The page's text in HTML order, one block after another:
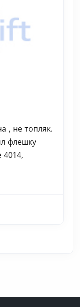
, не топляк.
флешку
4014,